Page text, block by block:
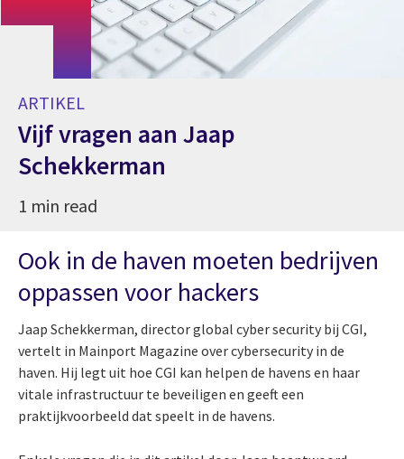
ARTIKEL
Vijf vragen aan Jaap
Schekkerman
1 min read
Ook in de haven moeten bedrijven
oppassen voor hackers
Jaap Schekkerman, director global cyber security bij CGI,
vertelt in Mainport Magazine over cybersecurity in de
haven. Hij legt uit hoe CGI kan helpen de havens en haar
vitale infrastructuur te beveiligen en geeft een
praktijkvoorbeeld dat speelt in de havens.